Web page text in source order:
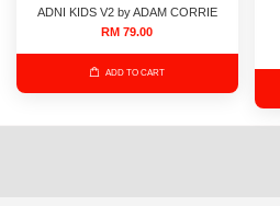
ADNI KIDS V2 by ADAM CORRIE
RM 79.00
ADD TO CART